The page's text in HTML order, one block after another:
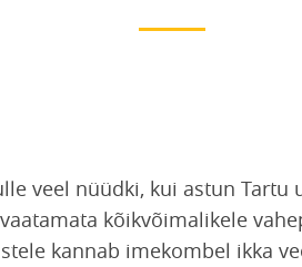
veel nüüdki, kui astun Tartu
kõikvõimalikele
kannab imekombel ikka